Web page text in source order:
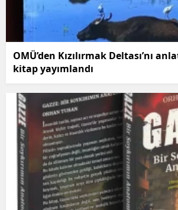
OMÜ’den Kızılırmak Deltası’nı
kitap yayımlandı